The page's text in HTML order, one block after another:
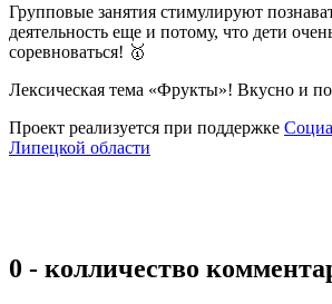
Групповые занятия стимулируют
деятельность еще и потому, что дети
соревноваться! 🥇
Лексическая тема «Фрукты»! Вкусно и
Проект реализуется при поддержке
Липецкой области
0 - колличество